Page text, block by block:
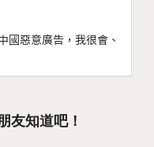
國惡意廣告，我很會、
友知道吧！